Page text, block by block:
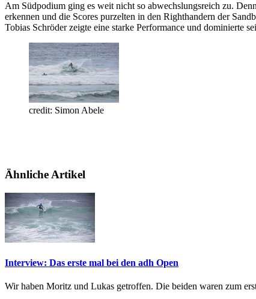
Am Südpodium ging es weit nicht so abwechslungsreich zu.
erkennen und die Scores purzelten in den Righthandern der
Tobias Schröder zeigte eine starke Performance und dominierte
credit: Simon Abele
Ähnliche Artikel
Interview: Das erste mal bei den adh Open
Wir haben Moritz und Lukas getroffen. Die beiden waren zum